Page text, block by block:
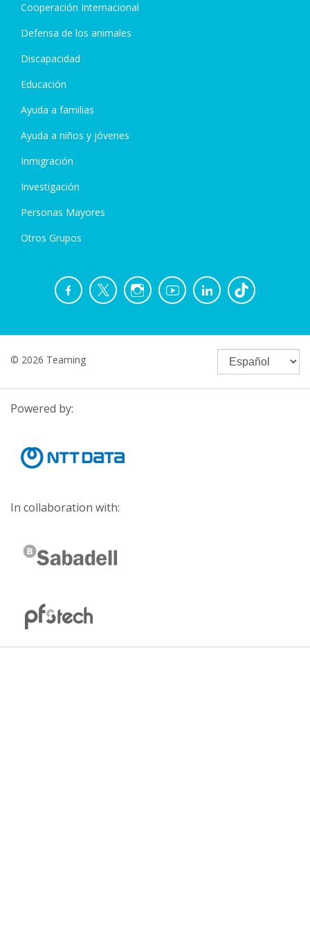
Cooperación Internacional
Defensa de los animales
Discapacidad
Educación
Ayuda a familias
Ayuda a niños y jóvenes
Inmigración
Investigación
Personas Mayores
Otros Grupos
© 2026 Teaming
Powered by:
In collaboration with: